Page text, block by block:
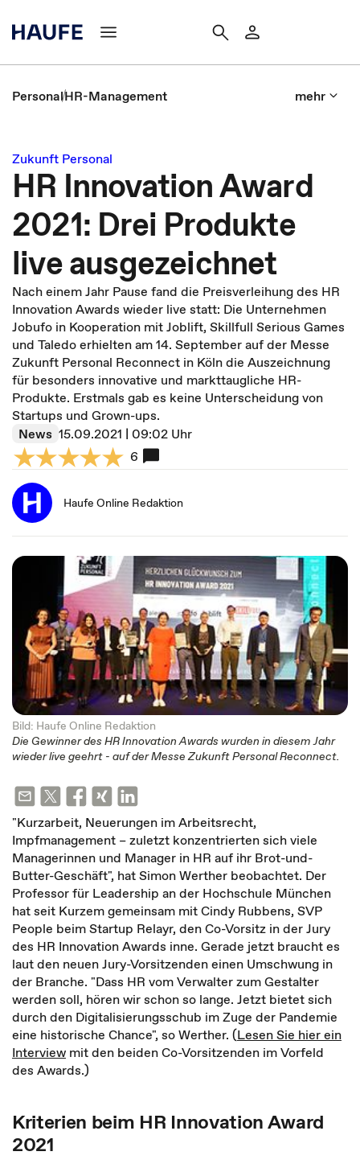
PersonalHR-Management mehr
Zukunft Personal
HR Innovation Award
2021: Drei Produkte
live ausgezeichnet
Nach einem Jahr Pause fand die Preisverleihung des HR
Innovation Awards wieder live statt: Die Unternehmen
Jobufo in Kooperation mit Joblift, Skillfull Serious Games
und Taledo erhielten am 14. September auf der Messe
Zukunft Personal Reconnect in Köln die Auszeichnung
für besonders innovative und markttaugliche HR-
Produkte. Erstmals gab es keine Unterscheidung von
Startups und Grown-ups.
News 15.09.2021 | 09:02 Uhr
6
Haufe Online Redaktion
Bild: Haufe Online Redaktion
Die Gewinner des HR Innovation Awards wurden in diesem Jahr
wieder live geehrt - auf der Messe Zukunft Personal Reconnect.
"Kurzarbeit, Neuerungen im Arbeitsrecht,
Impfmanagement – zuletzt konzentrierten sich viele
Managerinnen und Manager in HR auf ihr Brot-und-
Butter-Geschäft", hat Simon Werther beobachtet. Der
Professor für Leadership an der Hochschule München
hat seit Kurzem gemeinsam mit Cindy Rubbens, SVP
People beim Startup Relayr, den Co-Vorsitz in der Jury
des HR Innovation Awards inne. Gerade jetzt braucht es
laut den neuen Jury-Vorsitzenden einen Umschwung in
der Branche. "Dass HR vom Verwalter zum Gestalter
werden soll, hören wir schon so lange. Jetzt bietet sich
durch den Digitalisierungsschub im Zuge der Pandemie
eine historische Chance", so Werther. (Lesen Sie hier ein
Interview mit den beiden Co-Vorsitzenden im Vorfeld
des Awards.)
Kriterien beim HR Innovation Award
2021